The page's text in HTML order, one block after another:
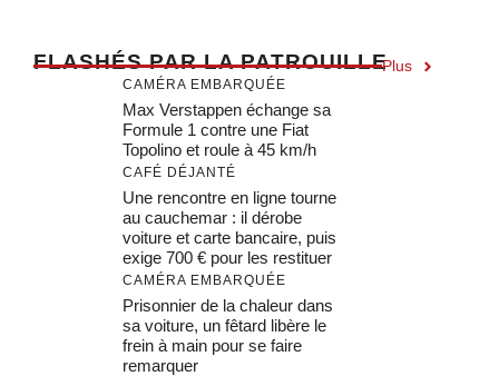
FLASHÉS PAR LA PATROUILLEPlus
CAMÉRA EMBARQUÉE
Max Verstappen échange sa
Formule 1 contre une Fiat
Topolino et roule à 45 km/h
CAFÉ DÉJANTÉ
Une rencontre en ligne tourne
au cauchemar : il dérobe
voiture et carte bancaire, puis
exige 700 € pour les restituer
CAMÉRA EMBARQUÉE
Prisonnier de la chaleur dans
sa voiture, un fêtard libère le
frein à main pour se faire
remarquer